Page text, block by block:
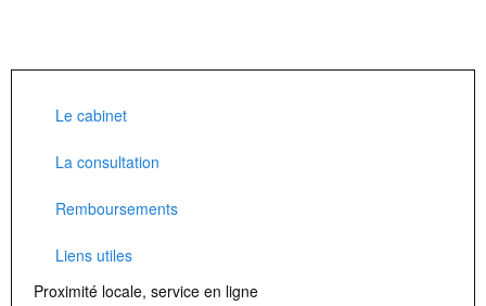
Le cabinet
La consultation
Remboursements
Liens utiles
Proximité locale, service en ligne